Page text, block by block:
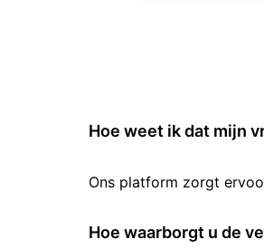
Hoe weet ik dat mijn
Ons platform zorgt
Hoe waarborgt u de